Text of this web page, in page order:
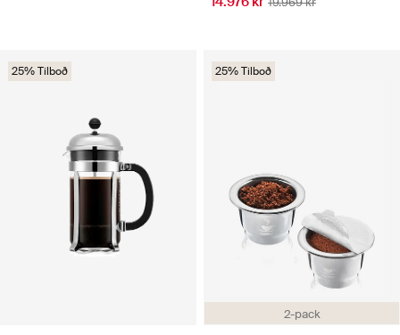
25% Tilboð
2-pack
25% Tilboð